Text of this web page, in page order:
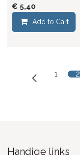
€ 5,40
Add to Cart
1 2
Handige links